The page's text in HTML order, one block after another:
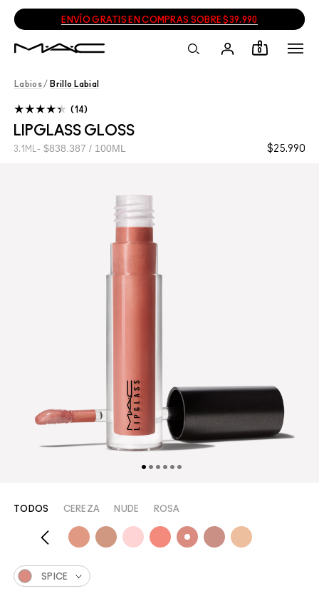
ENVÍO GRATIS EN COMPRAS SOBRE $39.990
0
Labios/ Brillo Labial
LIPGLASS GLOSS
$25.990
3.1ML $838.387 / 100ML
14
TODOS CEREZA NUDE ROSA
SPICE